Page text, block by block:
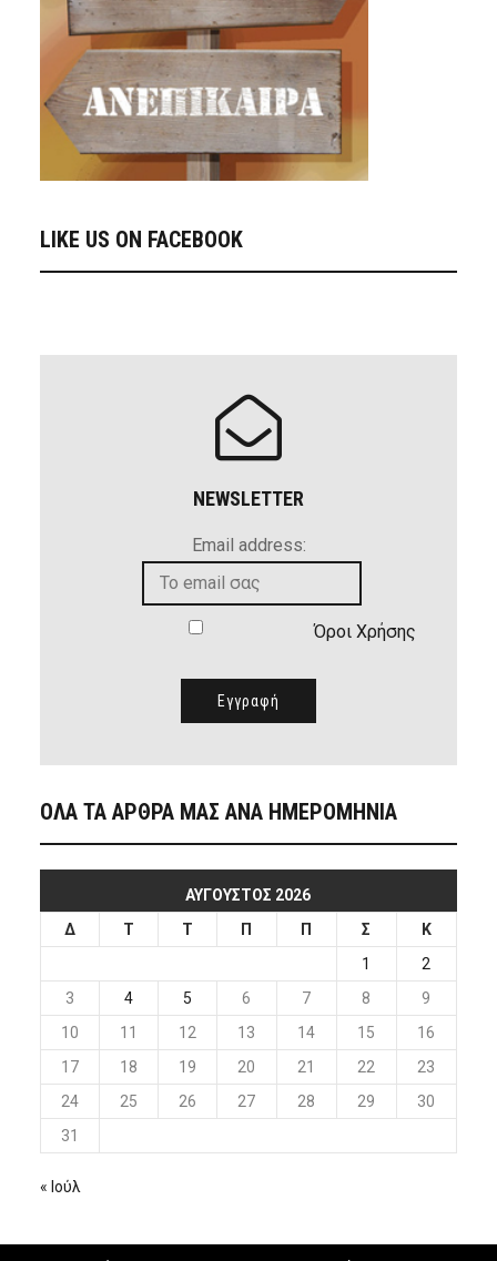
LIKE US ON FACEBOOK
NEWSLETTER
Email address:
Όροι Χρήσης
ΟΛΑ ΤΑ ΑΡΘΡΑ ΜΑΣ ΑΝΑ ΗΜΕΡΟΜΗΝΙΑ
ΑΎΓΟΥΣΤΟΣ 2026
Δ
Τ Τ Π Π Σ
Κ
1
2
3
4 5 6 7 8
9
10
11 12 13 14 15
16
17
18 19 20 21 22
23
24
25 26 27 28 29
30
31
« Ιούλ